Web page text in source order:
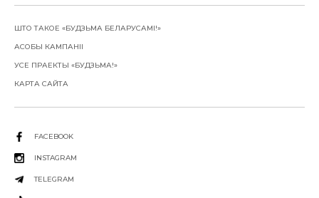
ШТО ТАКОЕ «БУДЗЬМА БЕЛАРУСАМІ!»
АСОБЫ КАМПАНІІ
УСЕ ПРАЕКТЫ «БУДЗЬМА!»
КАРТА САЙТА
FACEBOOK
INSTAGRAM
TELEGRAM